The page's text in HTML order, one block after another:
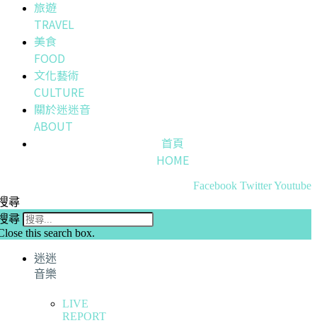
旅遊
TRAVEL
美食
FOOD
文化藝術
CULTURE
關於迷迷音
ABOUT
首頁
HOME
Facebook TwitterYoutube
尋
尋
this search box.
迷迷
音樂
LIVE
REPORT